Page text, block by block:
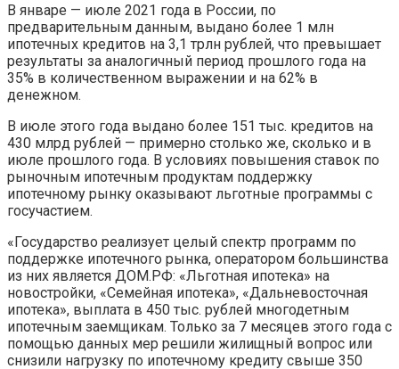
В январе — июле 2021 года в России, по
предварительным данным, выдано более 1 млн
ипотечных кредитов на 3,1 трлн рублей, что превышает
результаты за аналогичный период прошлого года на
35% в количественном выражении и на 62% в
денежном.
В июле этого года выдано более 151 тыс. кредитов на
430 млрд рублей — примерно столько же, сколько и в
июле прошлого года. В условиях повышения ставок по
рыночным ипотечным продуктам поддержку
ипотечному рынку оказывают льготные программы с
госучастием.
«Государство реализует целый спектр программ по
поддержке ипотечного рынка, оператором большинства
из них является ДОМ.РФ: «Льготная ипотека» на
новостройки, «Семейная ипотека», «Дальневосточная
ипотека», выплата в 450 тыс. рублей многодетным
ипотечным заемщикам. Только за 7 месяцев этого года с
помощью данных мер решили жилищный вопрос или
снизили нагрузку по ипотечному кредиту свыше 350